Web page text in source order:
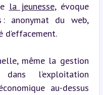
la jeunesse, évoque
: anonymat du web,
même la gestion
l’exploitation
au-dessus